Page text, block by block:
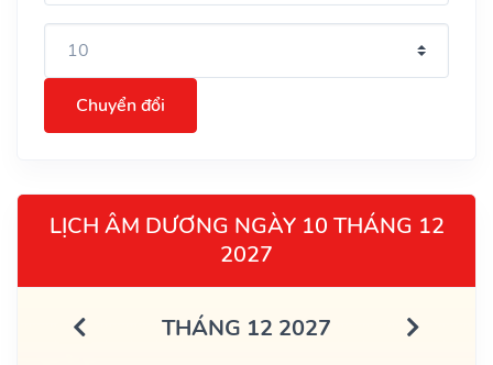
Chuyển đổi
LỊCH ÂM DƯƠNG NGÀY 10 THÁNG 12
2027
THÁNG 12 2027